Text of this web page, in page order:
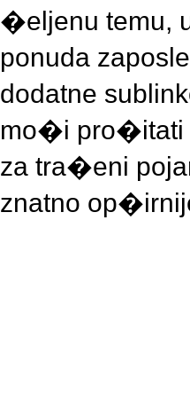
�eljenu temu,
ponuda
dodatne
mo�i pro�itati
za tra�eni
znatno